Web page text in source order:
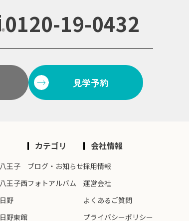
0120-19-0432
見学予約
王子
王子西
野
野東館
カテゴリ
ブログ・お知らせ
フォトアルバム
会社情報
採用情報
運営会社
よくあるご質問
プライバシーポリシー